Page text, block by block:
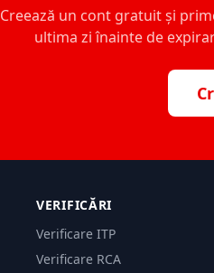
Creează un cont gratuit și
ultima zi înainte de
VERIFICĂRI
Verificare ITP
Verificare RCA